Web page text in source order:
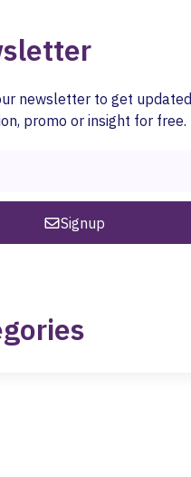
newsletter to get updated
promo or insight for free.
Signup